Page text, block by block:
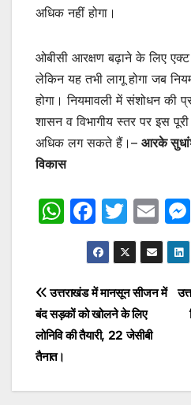
अधिक नहीं होगा।
ओबीसी आरक्षण बढ़ाने के लिए
लेकिन यह तभी लागू होगा जब
होगा। नियमावली में संशोधन की
शासन व विभागीय स्तर पर इस
अधिक लग सकते हैं।– आरके
विकास
W
s
A
p
F
a
c
e
b
o
k
T
w
itt
er
E
m
ai
l
Post
navigation
उत्तराखंड में मानसून सीजन में
बंद सड़कों को खोलने के लिए
लोनिवि की तैयारी, 22 जेसीबी
तैनात।